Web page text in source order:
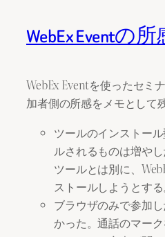
WebEx Eventの所
WebEx Eventを使ったセミ
加者側の所感をメモとして
ツールのインストー
ルされるものは増や
ツールとは別に、
ストールしようとする
ブラウザのみで参加
かった。通話のマーク